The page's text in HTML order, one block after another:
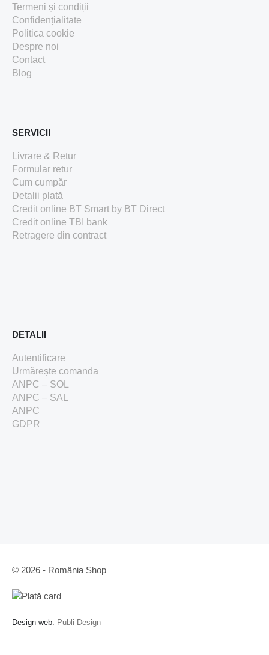
Termeni și condiții
Confidențialitate
Politica cookie
Despre noi
Contact
Blog
SERVICII
Livrare & Retur
Formular retur
Cum cumpăr
Detalii plată
Credit online BT Smart by BT Direct
Credit online TBI bank
Retragere din contract
DETALII
Autentificare
Urmărește comanda
ANPC – SOL
ANPC – SAL
ANPC
GDPR
© 2026 - România Shop
Design web: Publi Design